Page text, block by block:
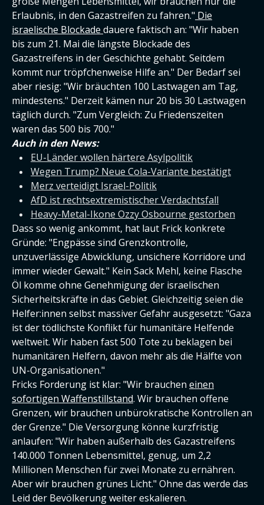
Erlaubnis, in den Gazastreifen zu fahren." Die
israelische Blockade dauere faktisch an: "Wir haben
bis zum 21. Mai die längste Blockade des
Gazastreifens in der Geschichte gehabt. Seitdem
kommt nur tröpfchenweise Hilfe an." Der Bedarf sei
aber riesig: "Wir bräuchten 100 Lastwagen am Tag,
mindestens." Derzeit kämen nur 20 bis 30 Lastwagen
täglich durch. "Zum Vergleich: Zu Friedenszeiten
waren das 500 bis 700."
Auch in den News:
EU-Länder wollen härtere Asylpolitik
Wegen Trump? Neue Cola-Variante bestätigt
Merz verteidigt Israel-Politik
AfD ist rechtsextremistischer Verdachtsfall
Heavy-Metal-Ikone Ozzy Osbourne gestorben
Dass so wenig ankommt, hat laut Frick konkrete
Gründe: "Engpässe sind Grenzkontrolle,
unzuverlässige Abwicklung, unsichere Korridore und
immer wieder Gewalt." Kein Sack Mehl, keine Flasche
Öl komme ohne Genehmigung der israelischen
Sicherheitskräfte in das Gebiet. Gleichzeitig seien die
Helfer:innen selbst massiver Gefahr ausgesetzt: "Gaza
ist der tödlichste Konflikt für humanitäre Helfende
weltweit. Wir haben fast 500 Tote zu beklagen bei
humanitären Helfern, davon mehr als die Hälfte von
UN-Organisationen."
Fricks Forderung ist klar: "Wir brauchen einen
sofortigen Waffenstillstand. Wir brauchen offene
Grenzen, wir brauchen unbürokratische Kontrollen an
der Grenze." Die Versorgung könne kurzfristig
anlaufen: "Wir haben außerhalb des Gazastreifens
140.000 Tonnen Lebensmittel, genug, um 2,2
Millionen Menschen für zwei Monate zu ernähren.
Aber wir brauchen grünes Licht." Ohne das werde das
Leid der Bevölkerung weiter eskalieren.